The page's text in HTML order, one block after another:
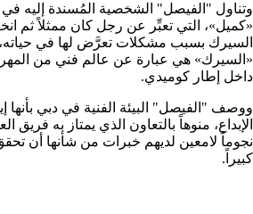
وتناول "الفيصل" الشخصية المُسندة إليه
«كميل»، التي تعبِّر عن رجل كان ممثلاً ثم
السيرك بسبب مشكلات تعرَّض لها في حياته،
«السيرك» هي عبارة عن عالم فني من
داخل إطار كوميدي.
ووصف "الفيصل" البيئة الفنية في دبي بأنها
الإبداع، منوهاً بالتعاون الذي يمتاز به فريق
نجوماً لامعين لديهم خبرات من شأنها أن
كبيراً.